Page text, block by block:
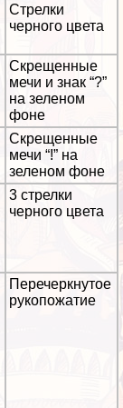
Стрелки
черного цвета
Скрещенные
мечи и знак “?”
на зеленом
фоне
Скрещенные
мечи “!” на
зеленом фоне
3 стрелки
черного цвета
Перечеркнутое
рукопожатие